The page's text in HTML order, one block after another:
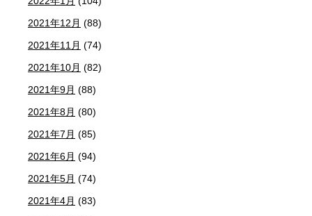
2021年12月 (88)
2021年11月 (74)
2021年10月 (82)
2021年9月 (88)
2021年8月 (80)
2021年7月 (85)
2021年6月 (94)
2021年5月 (74)
2021年4月 (83)